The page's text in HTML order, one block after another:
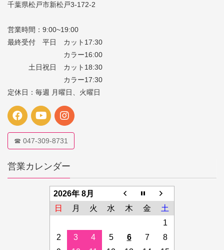
千葉県松戸市新松戸3-172-2
営業時間：9:00~19:00
最終受付 平日 カット17:30
カラー16:00
土日祝日 カット18:30
カラー17:30
定休日：毎週 月曜日、火曜日
☎ 047-309-8731
営業カレンダー
2026年 8月
日
月 火 水 木 金
土
1
2
3 4 5 6 7
8